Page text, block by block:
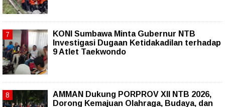
KONI Sumbawa Minta Gubernur NTB
Investigasi Dugaan Ketidakadilan terhadap
9 Atlet Taekwondo
AMMAN Dukung PORPROV XII NTB 2026,
Dorong Kemajuan Olahraga, Budaya, dan